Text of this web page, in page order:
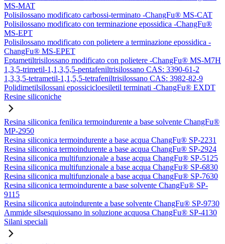
MS-MAT
Polisilossano modificato carbossi-terminato -ChangFu® MS-CAT
Polisilossano modificato con terminazione epossidica -ChangFu®
MS-EPT
Polisilossano modificato con polietere a terminazione epossidica -
ChangFu® MS-EPET
Eptametiltrisilossano modificato con polietere -ChangFu® MS-M7H
1,3,5-trimetil-1,1,3,5,5-pentafeniltrisilossano CAS: 3390-61-2
1,3,3,5-tetrametil-1,1,5,5-tetrafeniltrisilossano CAS: 3982-82-9
Polidimetilsilossani epossicicloesiletil terminati -ChangFu® EXDT
Resine siliconiche
Resina siliconica fenilica termoindurente a base solvente ChangFu®
MP-2950
Resina siliconica termoindurente a base acqua ChangFu® SP-2231
Resina siliconica termoindurente a base acqua ChangFu® SP-2924
Resina siliconica multifunzionale a base acqua ChangFu® SP-5125
Resina siliconica multifunzionale a base acqua ChangFu® SP-6830
Resina siliconica multifunzionale a base acqua ChangFu® SP-7630
Resina siliconica termoindurente a base solvente ChangFu® SP-
9115
Resina siliconica autoindurente a base solvente ChangFu® SP-9730
Ammide silsesquiossano in soluzione acquosa ChangFu® SP-4130
Silani speciali